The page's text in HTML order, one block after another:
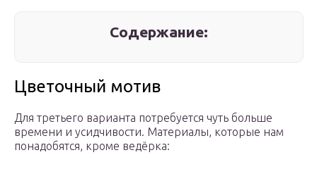
Содержание:
Цветочный мотив
Для третьего варианта потребуется чуть больше
времени и усидчивости. Материалы, которые нам
понадобятся, кроме ведёрка: